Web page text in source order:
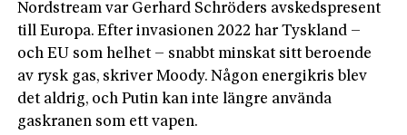
Nordstream var Gerhard Schröders avskeds­present
till Europa. Efter invasionen 2022 har Tyskland –
och EU som helhet – snabbt minskat sitt beroende
av rysk gas, skriver Moody. Någon energikris blev
det aldrig, och Putin kan inte längre använda
gaskranen som ett vapen.